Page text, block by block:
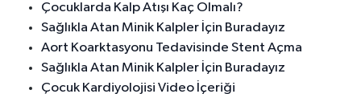
Çocuklarda Kalp Atışı Kaç Olmalı?
Sağlıkla Atan Minik Kalpler İçin Buradayız
Aort Koarktasyonu Tedavisinde Stent Açma
Sağlıkla Atan Minik Kalpler İçin Buradayız
Çocuk Kardiyolojisi Video İçeriği